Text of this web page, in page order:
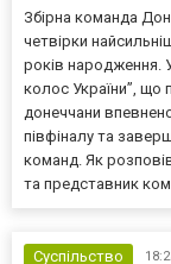
Збірна команда
четвірки
років народження.
колос України”, що
донеччани
півфіналу та
команд. Як
та представник
Суспільство